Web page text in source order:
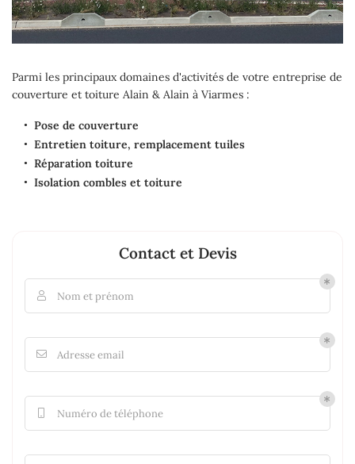
Parmi les principaux domaines d'activités de votre entreprise de
couverture et toiture Alain & Alain à Viarmes :
Pose de couverture
Entretien toiture, remplacement tuiles
Réparation toiture
Isolation combles et toiture
Contact et Devis
 Nom et prénom
 Adresse email
Numéro de téléphone